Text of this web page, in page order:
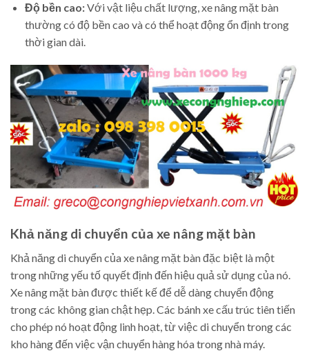
Độ bền cao:Với vật liệu chất lượng, xe nâng mặt bàn
thường có độ bền cao và có thể hoạt động ổn định trong
thời gian dài.
Khả năng di chuyển của xe nâng mặt bàn
Khả năng di chuyển của xe nâng mặt bàn đặc biệt là một
trong những yếu tố quyết định đến hiệu quả sử dụng của nó.
Xe nâng mặt bàn được thiết kế để dễ dàng chuyển động
trong các không gian chật hẹp. Các bánh xe cấu trúc tiên tiến
cho phép nó hoạt động linh hoạt, từ việc di chuyển trong các
kho hàng đến việc vận chuyển hàng hóa trong nhà máy.